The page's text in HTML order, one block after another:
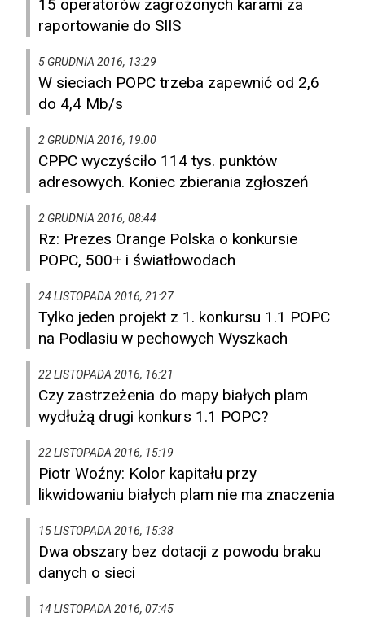
15 operatorów zagrożonych karami za
raportowanie do SIIS
5 GRUDNIA 2016, 13:29
W sieciach POPC trzeba zapewnić od 2,6
do 4,4 Mb/s
2 GRUDNIA 2016, 19:00
CPPC wyczyściło 114 tys. punktów
adresowych. Koniec zbierania zgłoszeń
2 GRUDNIA 2016, 08:44
Rz: Prezes Orange Polska o konkursie
POPC, 500+ i światłowodach
24 LISTOPADA 2016, 21:27
Tylko jeden projekt z 1. konkursu 1.1 POPC
na Podlasiu w pechowych Wyszkach
22 LISTOPADA 2016, 16:21
Czy zastrzeżenia do mapy białych plam
wydłużą drugi konkurs 1.1 POPC?
22 LISTOPADA 2016, 15:19
Piotr Woźny: Kolor kapitału przy
likwidowaniu białych plam nie ma znaczenia
15 LISTOPADA 2016, 15:38
Dwa obszary bez dotacji z powodu braku
danych o sieci
14 LISTOPADA 2016, 07:45